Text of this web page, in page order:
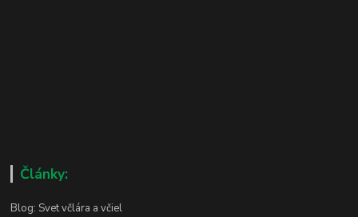
Články:
Blog: Svet včlára a včiel